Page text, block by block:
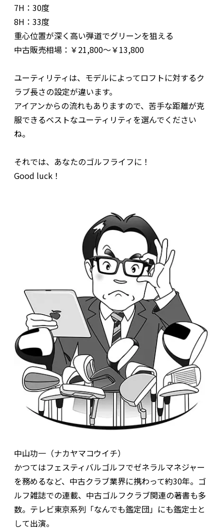
7H：30度
8H：33度
重心位置が深く高い弾道でグリーンを狙える
中古販売相場：￥21,800～￥13,800
ユーティリティは、モデルによってロフトに対するク
ラブ長さの設定が違います。
アイアンからの流れもありますので、苦手な距離が克
服できるベストなユーティリティを選んでください
ね。
それでは、あなたのゴルフライフに！
Good luck！
中山功一（ナカヤマコウイチ）
かつてはフェスティバルゴルフでゼネラルマネジャー
を務めるなど、中古クラブ業界に携わって約30年。ゴ
ルフ雑誌での連載、中古ゴルフクラブ関連の著書も多
数。テレビ東京系列「なんでも鑑定団」にも鑑定士と
して出演。